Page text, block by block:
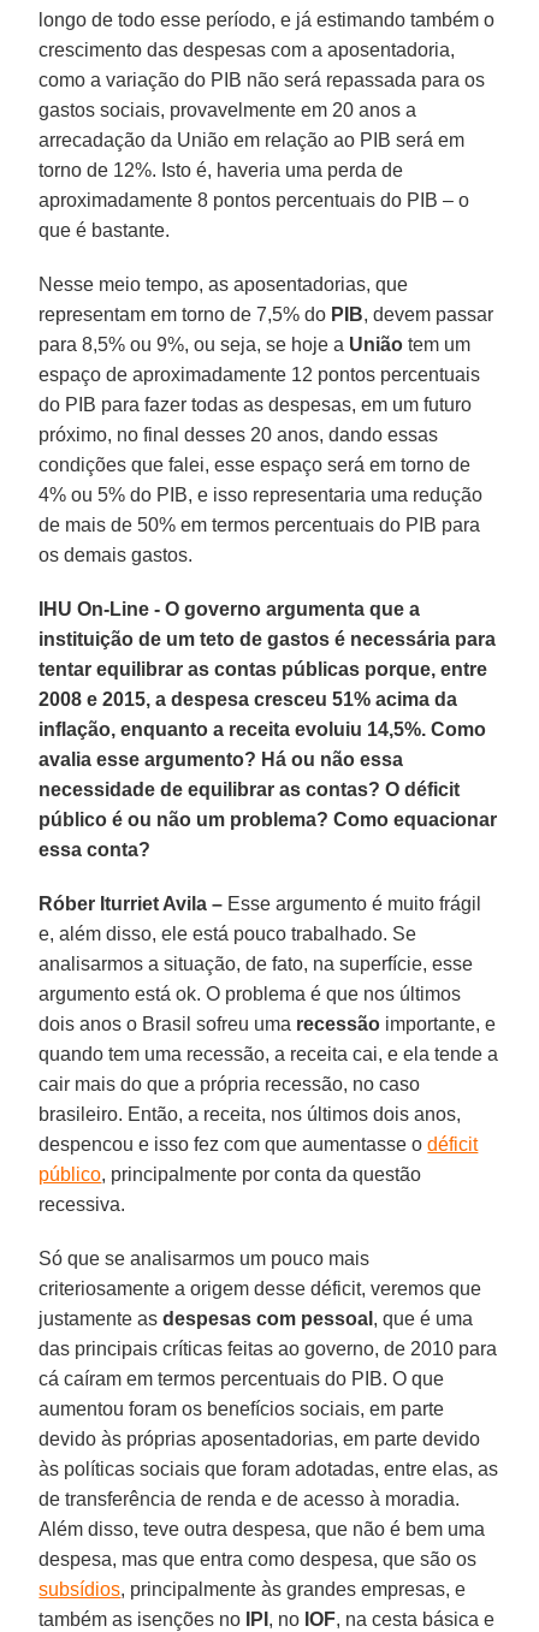
longo de todo esse período, e já estimando também o
crescimento das despesas com a aposentadoria,
como a variação do PIB não será repassada para os
gastos sociais, provavelmente em 20 anos a
arrecadação da União em relação ao PIB será em
torno de 12%. Isto é, haveria uma perda de
aproximadamente 8 pontos percentuais do PIB – o
que é bastante.
Nesse meio tempo, as aposentadorias, que
representam em torno de 7,5% do PIB, devem passar
para 8,5% ou 9%, ou seja, se hoje a União tem um
espaço de aproximadamente 12 pontos percentuais
do PIB para fazer todas as despesas, em um futuro
próximo, no final desses 20 anos, dando essas
condições que falei, esse espaço será em torno de
4% ou 5% do PIB, e isso representaria uma redução
de mais de 50% em termos percentuais do PIB para
os demais gastos.
IHU On-Line - O governo argumenta que a
instituição de um teto de gastos é necessária para
tentar equilibrar as contas públicas porque, entre
2008 e 2015, a despesa cresceu 51% acima da
inflação, enquanto a receita evoluiu 14,5%. Como
avalia esse argumento? Há ou não essa
necessidade de equilibrar as contas? O déficit
público é ou não um problema? Como equacionar
essa conta?
Róber Iturriet Avila – Esse argumento é muito frágil
e, além disso, ele está pouco trabalhado. Se
analisarmos a situação, de fato, na superfície, esse
argumento está ok. O problema é que nos últimos
dois anos o Brasil sofreu uma recessão importante, e
quando tem uma recessão, a receita cai, e ela tende a
cair mais do que a própria recessão, no caso
brasileiro. Então, a receita, nos últimos dois anos,
despencou e isso fez com que aumentasse odéficit
público, principalmente por conta da questão
recessiva.
Só que se analisarmos um pouco mais
criteriosamente a origem desse déficit, veremos que
justamente asdespesas com pessoal , que é uma
das principais críticas feitas ao governo, de 2010 para
cá caíram em termos percentuais do PIB. O que
aumentou foram os benefícios sociais, em parte
devido às próprias aposentadorias, em parte devido
às políticas sociais que foram adotadas, entre elas, as
de transferência de renda e de acesso à moradia.
Além disso, teve outra despesa, que não é bem uma
despesa, mas que entra como despesa, que são os
subsídios, principalmente às grandes empresas, e
também as isenções no
IPI , no IOF, na cesta básica e